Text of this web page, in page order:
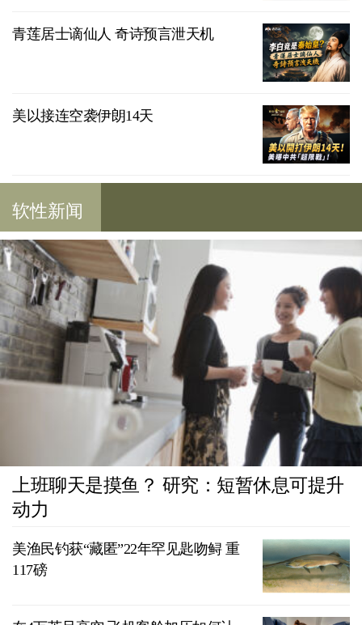
青莲居士谪仙人 奇诗预言泄天机
美以接连空袭伊朗14天
软性新闻
上班聊天是摸鱼？ 研究：短暂休息可提升
动力
美渔民钓获“藏匿”22年罕见匙吻鲟 重
117磅